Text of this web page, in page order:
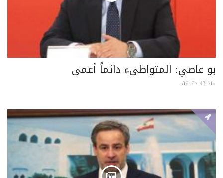
بو عاصي: المتواطىء دائماً أعمى
منذ 43 دقيقة